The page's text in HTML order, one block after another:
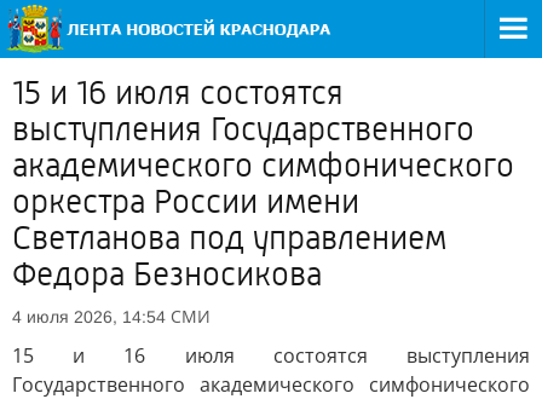
15 и 16 июля состоятся
выступления Государственного
академического симфонического
оркестра России имени
Светланова под управлением
Федора Безносикова
4 июля 2026, 14:54 СМИ
15 и 16 июля состоятся выступления
Государственного академического симфонического